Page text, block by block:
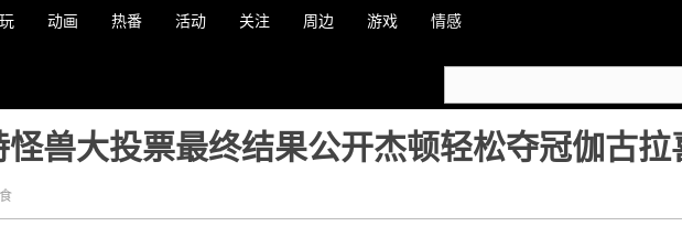
动画 热番 活动 关注 周边 游戏 情感
兽大投票最终结果公开杰顿轻松夺冠伽古拉